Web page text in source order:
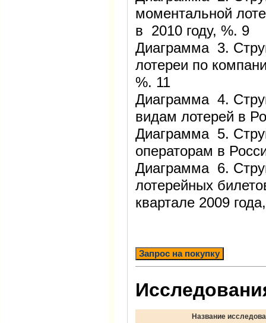
моментальной
в 2010 году, %. 9
Диаграмма 3.
лотереи по
%. 11
Диаграмма 4.
видам лотерей в
Диаграмма 5.
операторам в
Диаграмма 6.
лотерейных
квартале 2009
Запрос на покупку
Название